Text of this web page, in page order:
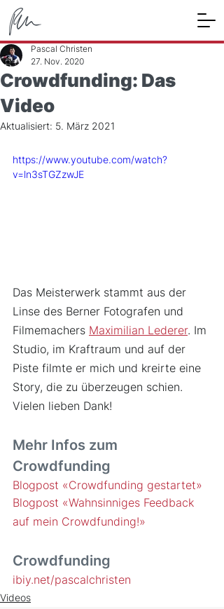
Crowdfunding: Das
Video
Pascal Christen
27. Nov. 2020
Aktualisiert: 5. März 2021
https://www.youtube.com/watch?
v=ln3sTGZzwJE
Das Meisterwerk stammt aus der
Linse des Berner Fotografen und
Filmemachers Maximilian Lederer. Im
Studio, im Kraftraum und auf der
Piste filmte er mich und kreirte eine
Story, die zu überzeugen schien.
Vielen lieben Dank!
Mehr Infos zum
Crowdfunding
Blogpost «Crowdfunding gestartet»
Blogpost «Wahnsinniges Feedback
auf mein Crowdfunding!»
Crowdfunding
ibiy.net/pascalchristen
Videos